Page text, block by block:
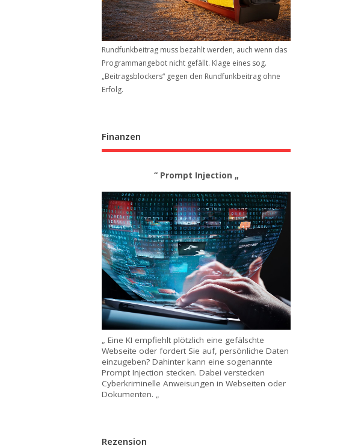
Rundfunkbeitrag muss bezahlt werden, auch wenn das
Programmangebot nicht gefällt. Klage eines sog.
„Beitrags­blockers“ gegen den Rundfunkbeitrag ohne
Erfolg.
Finanzen
“ Prompt Injection „
„ Eine KI empfiehlt plötzlich eine gefälschte
Webseite oder fordert Sie auf, persönliche Daten
einzugeben? Dahinter kann eine sogenannte
Prompt Injection stecken. Dabei verstecken
Cyberkriminelle Anweisungen in Webseiten oder
Dokumenten. „
Rezension